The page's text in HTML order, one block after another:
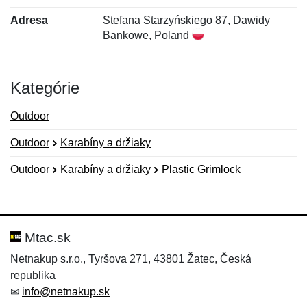
Adresa
Stefana Starzyńskiego 87, Dawidy
Bankowe, Poland
Kategórie
Outdoor
Outdoor Karabíny a držiaky
Outdoor Karabíny a držiaky Plastic Grimlock
Hodnotenie:
Meno:*
Meno:
E-mail:*
Mtac.sk
Netnakup s.r.o., Tyršova 271, 43801 Žatec, Česká
republika
✉ info@netnakup.sk